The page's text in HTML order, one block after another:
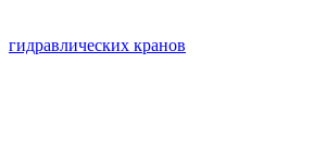
гидравлических кранов